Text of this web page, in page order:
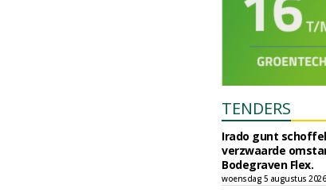
TENDERS
Irado gunt
verzwaarde
Bodegraven Flex.
woensdag 5 augustus 2026